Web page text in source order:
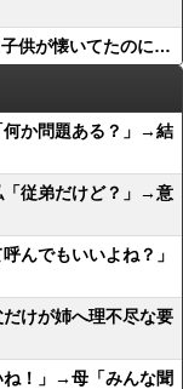
子供が懐いてたのに…
か問題ある？」→結
「従弟だけど？」→意
んでもいいよね？」
けが姉へ理不尽な要
ね！」→母「みんな聞